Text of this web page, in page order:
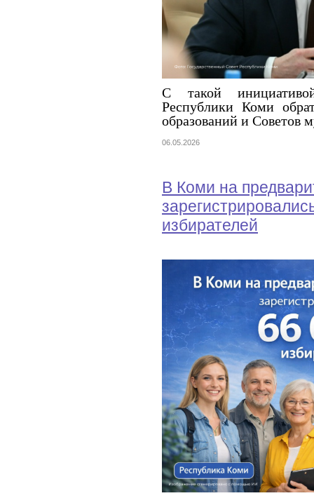
С такой
Республики Коми
образований и Советов
06.05.2026
В Коми на
избирателей